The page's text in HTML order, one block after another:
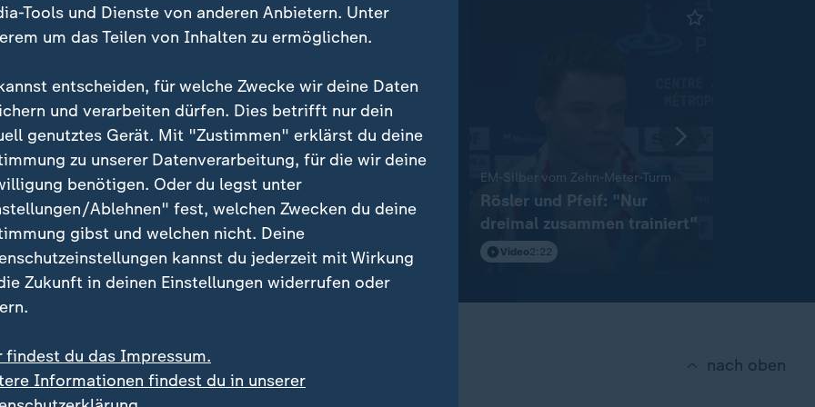
macht Schluss
Olympiasiegerin Gut-
beendet Karriere
Video 0:30
Zweimal EM-Gold gewonnen
Wasserspringer Wesemann:
"Ich bin unfassbar
zufrieden"
Video 2:33
EM-Silber vom Zehn-Meter-Turm
Rösler und Pfeif: "Nur
dreimal zusammen trainiert"
Video2:22
nach oben
Tools und Dienste von anderen Anbietern. Unter
um das Teilen von Inhalten zu ermöglichen.
entscheiden, für welche Zwecke wir deine Daten
und verarbeiten dürfen. Dies betrifft nur dein
genutztes Gerät. Mit "Zustimmen" erklärst du deine
zu unserer Datenverarbeitung, für die wir deine
benötigen. Oder du legst unter
Ablehnen" fest, welchen Zwecken du deine
gibst und welchen nicht. Deine
kannst du jederzeit mit Wirkung
Zukunft in deinen Einstellungen widerrufen oder
findest du das Impressum.
Informationen findest du in unserer